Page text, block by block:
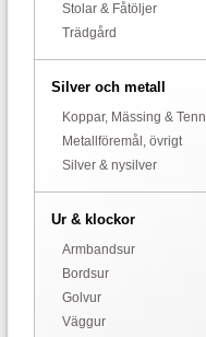
Stolar & Fåtöljer
Trädgård
Silver och metall
Koppar, Mässing & Tenn
Metallföremål, övrigt
Silver & nysilver
Ur & klockor
Armbandsur
Bordsur
Golvur
Väggur